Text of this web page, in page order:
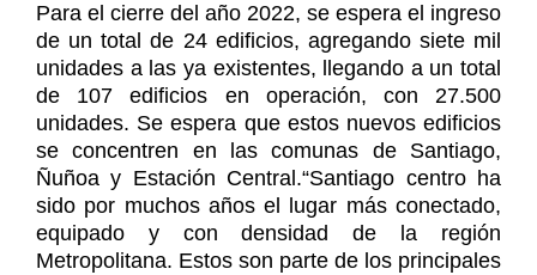
Para el cierre del año 2022, se espera el ingreso
de un total de 24 edificios, agregando siete mil
unidades a las ya existentes, llegando a un total
de 107 edificios en operación, con 27.500
unidades. Se espera que estos nuevos edificios
se concentren en las comunas de Santiago,
Ñuñoa y Estación Central.“Santiago centro ha
sido por muchos años el lugar más conectado,
equipado y con densidad de la región
Metropolitana. Estos son parte de los principales